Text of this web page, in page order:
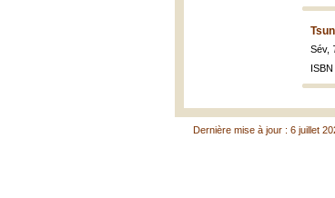
Sév,
Dernière mise à jour : 6 juillet